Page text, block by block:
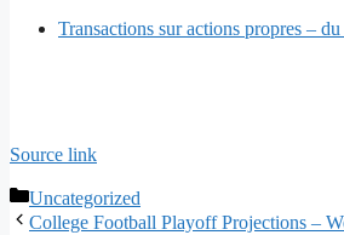
Transactions sur actions propres –
Source link
Categories
Uncategorized
College Football Playoff Projections –